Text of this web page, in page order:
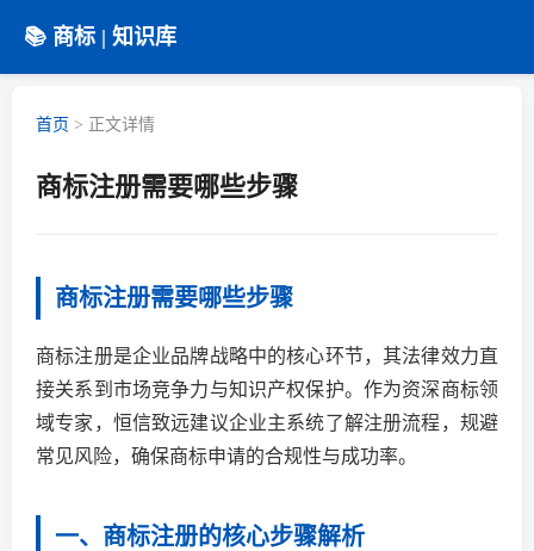
📚 商标 | 知识库
首页 > 正文详情
商标注册需要哪些步骤
商标注册需要哪些步骤
商标注册是企业品牌战略中的核心环节，其法律效力直
接关系到市场竞争力与知识产权保护。作为资深商标领
域专家，恒信致远建议企业主系统了解注册流程，规避
常见风险，确保商标申请的合规性与成功率。
一、商标注册的核心步骤解析